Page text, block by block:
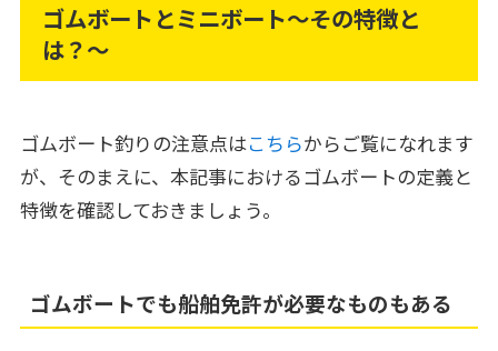
ゴムボートとミニボート～その特徴と
は？～
ゴムボート釣りの注意点はこちらからご覧になれます
が、そのまえに、本記事におけるゴムボートの定義と
特徴を確認しておきましょう。
ゴムボートでも船舶免許が必要なものもある